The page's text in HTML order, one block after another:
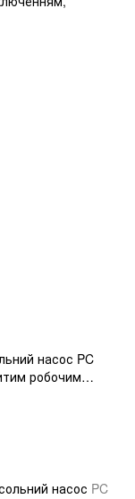
насос PC
робочим